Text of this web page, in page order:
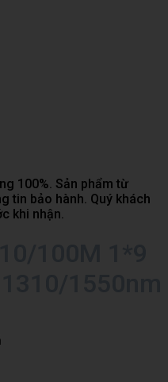
100%. Sản phẩm từ
tin bảo hành. Quý khách
khi nhận.